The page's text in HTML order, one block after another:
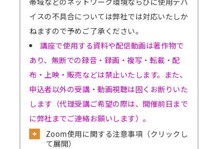
イスの不具合については弊社では対応いたしか
ねますので予めご了承ください。
講座で使用する資料や配信動画は著作物で
あり、無断での録音・録画・複写・転載・配
布・上映・販売などは禁止いたします。また、
申込者以外の受講・動画視聴は固くお断りいた
します（代理受講ご希望の際は、開催前日まで
に弊社までご連絡お願いします）。
Zoom使用に関する注意事項（クリックし
て展開）